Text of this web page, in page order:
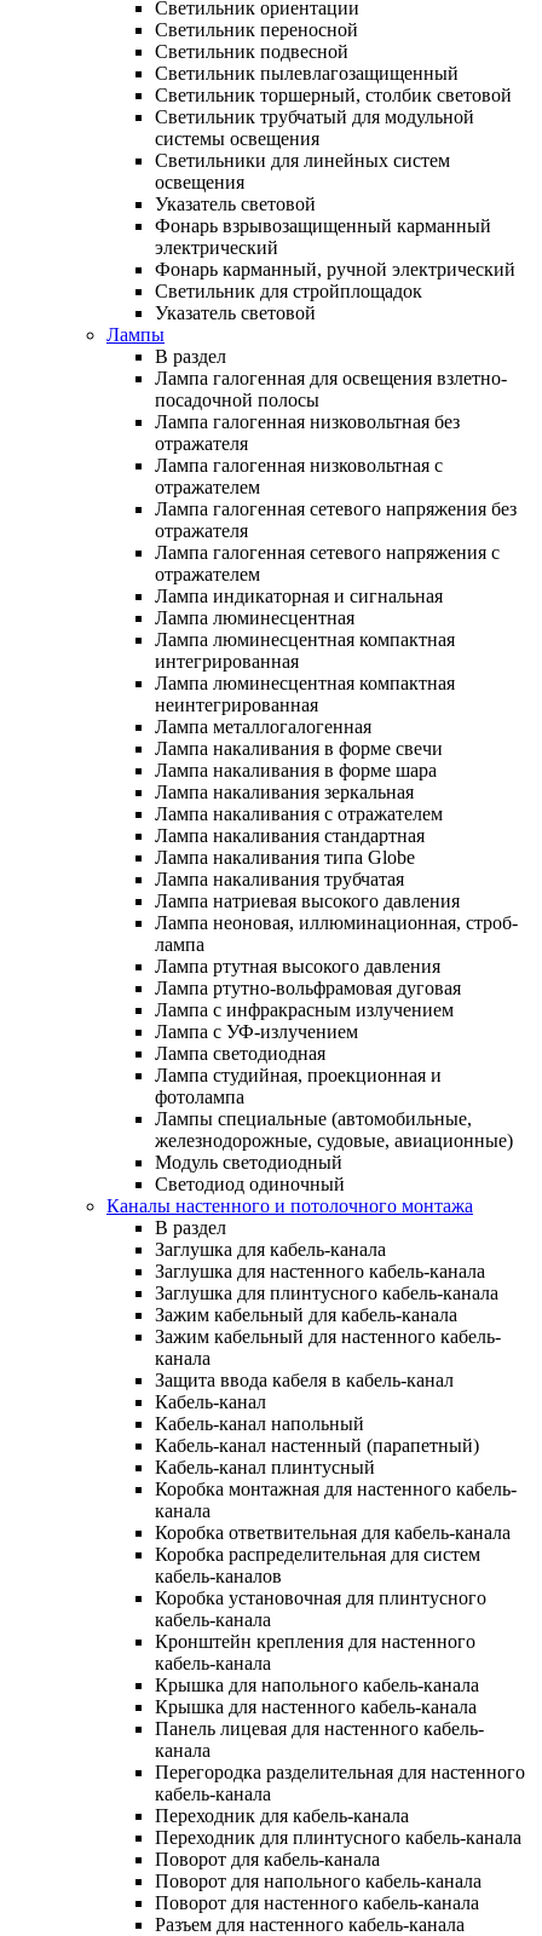
Светильник ориентации
Светильник переносной
Светильник подвесной
Светильник пылевлагозащищенный
Светильник торшерный, столбик световой
Светильник трубчатый для модульной
системы освещения
Светильники для линейных систем
освещения
Указатель световой
Фонарь взрывозащищенный карманный
электрический
Фонарь карманный, ручной электрический
Светильник для стройплощадок
Указатель световой
Лампы
В раздел
Лампа галогенная для освещения взлетно-
посадочной полосы
Лампа галогенная низковольтная без
отражателя
Лампа галогенная низковольтная с
отражателем
Лампа галогенная сетевого напряжения без
отражателя
Лампа галогенная сетевого напряжения с
отражателем
Лампа индикаторная и сигнальная
Лампа люминесцентная
Лампа люминесцентная компактная
интегрированная
Лампа люминесцентная компактная
неинтегрированная
Лампа металлогалогенная
Лампа накаливания в форме свечи
Лампа накаливания в форме шара
Лампа накаливания зеркальная
Лампа накаливания с отражателем
Лампа накаливания стандартная
Лампа накаливания типа Globe
Лампа накаливания трубчатая
Лампа натриевая высокого давления
Лампа неоновая, иллюминационная, строб-
лампа
Лампа ртутная высокого давления
Лампа ртутно-вольфрамовая дуговая
Лампа с инфракрасным излучением
Лампа с УФ-излучением
Лампа светодиодная
Лампа студийная, проекционная и
фотолампа
Лампы специальные (автомобильные,
железнодорожные, судовые, авиационные)
Модуль светодиодный
Светодиод одиночный
Каналы настенного и потолочного монтажа
В раздел
Заглушка для кабель-канала
Заглушка для настенного кабель-канала
Заглушка для плинтусного кабель-канала
Зажим кабельный для кабель-канала
Зажим кабельный для настенного кабель-
канала
Защита ввода кабеля в кабель-канал
Кабель-канал
Кабель-канал напольный
Кабель-канал настенный (парапетный)
Кабель-канал плинтусный
Коробка монтажная для настенного кабель-
канала
Коробка ответвительная для кабель-канала
Коробка распределительная для систем
кабель-каналов
Коробка установочная для плинтусного
кабель-канала
Кронштейн крепления для настенного
кабель-канала
Крышка для напольного кабель-канала
Крышка для настенного кабель-канала
Панель лицевая для настенного кабель-
канала
Перегородка разделительная для настенного
кабель-канала
Переходник для кабель-канала
Переходник для плинтусного кабель-канала
Поворот для кабель-канала
Поворот для напольного кабель-канала
Поворот для настенного кабель-канала
Разъем для настенного кабель-канала